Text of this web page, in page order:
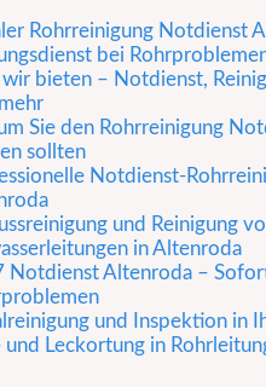
Rohrreinigung Notdienst
bei
wir bieten – Notdienst,
Sie den Rohrreinigung
sollten
Notdienst-
und Reinigung
in Altenroda
Notdienst Altenroda –
und Inspektion in
und Leckortung in